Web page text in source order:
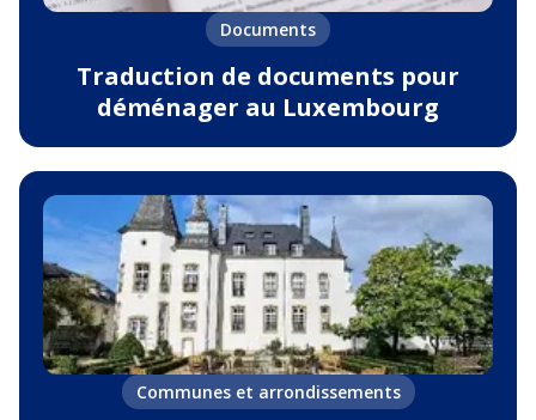
Documents
Traduction de documents pour
déménager au Luxembourg
Communes et arrondissements